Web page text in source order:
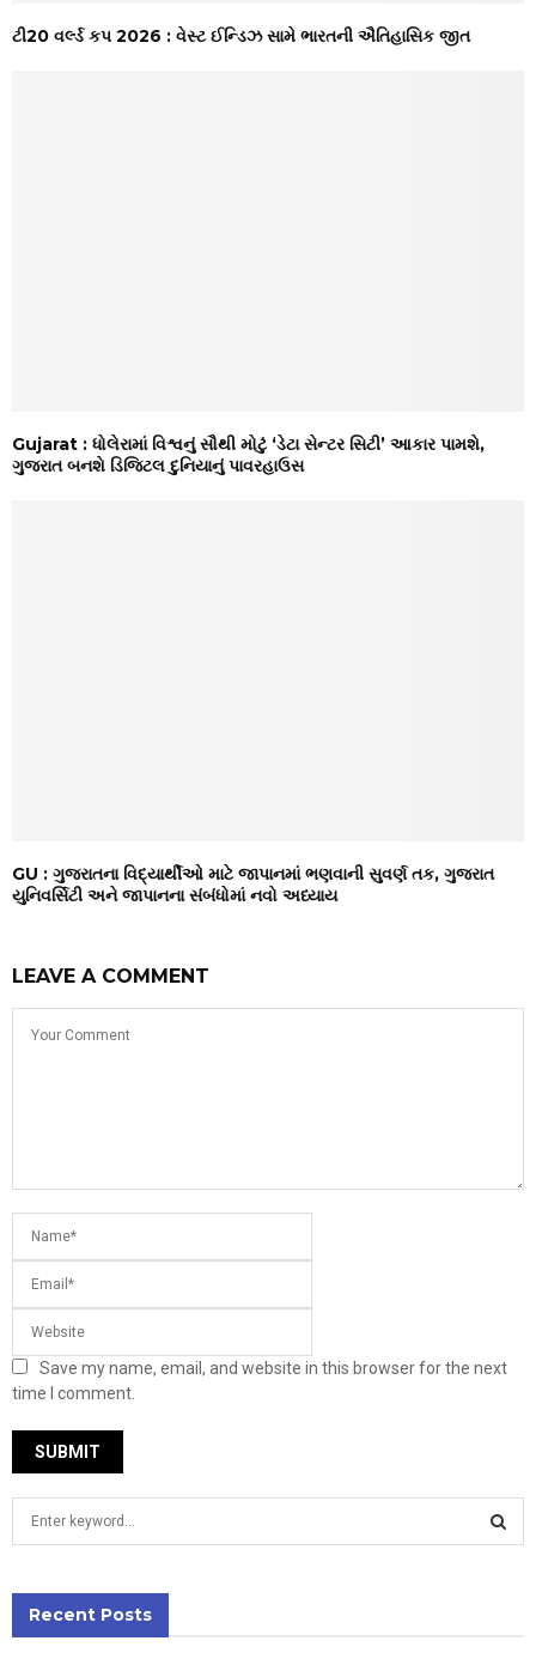
ટી20 વર્લ્ડ કપ 2026 : વેસ્ટ ઈન્ડિઝ સામે ભારતની ઐતિહાસિક જીત
Gujarat : ધોલેરામાં વિશ્વનું સૌથી મોટું ‘ડેટા સેન્ટર સિટી’ આકાર પામશે,
ગુજરાત બનશે ડિજિટલ દુનિયાનું પાવરહાઉસ
GU : ગુજરાતના વિદ્યાર્થીઓ માટે જાપાનમાં ભણવાની સુવર્ણ તક, ગુજરાત
યુનિવર્સિટી અને જાપાનના સંબંધોમાં નવો અધ્યાય
LEAVE A COMMENT
Save my name, email, and website in this browser for the next
time I comment.
h
Recent Posts